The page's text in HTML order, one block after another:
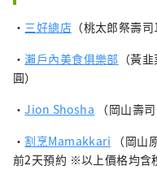
・ 三好總店 （桃太郎祭壽
・瀨戶內美食俱樂部 （黃
圓）
・Jion Shosha （岡山壽
・ 割烹Mamakkari （岡
前2天預約 ※以上價格均含